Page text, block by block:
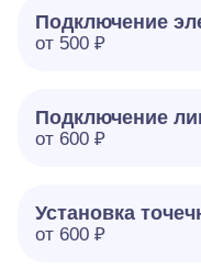
Подключение
от 500 ₽
Подключение
от 600 ₽
Установка
от 600 ₽